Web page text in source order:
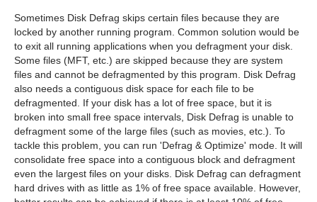
Sometimes Disk Defrag skips certain files because they are
locked by another running program. Common solution would be
to exit all running applications when you defragment your disk.
Some files (MFT, etc.) are skipped because they are system
files and cannot be defragmented by this program. Disk Defrag
also needs a contiguous disk space for each file to be
defragmented. If your disk has a lot of free space, but it is
broken into small free space intervals, Disk Defrag is unable to
defragment some of the large files (such as movies, etc.). To
tackle this problem, you can run 'Defrag & Optimize' mode. It will
consolidate free space into a contiguous block and defragment
even the largest files on your disks. Disk Defrag can defragment
hard drives with as little as 1% of free space available. However,